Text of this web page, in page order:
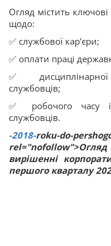
Огляд містить
щодо:
✅ службової кар’єри;
✅ оплати праці
✅ дисциплінарної
службовців;
✅ робочого часу
службовців.
-2018-roku-do-
вирішенні
першого кварталу